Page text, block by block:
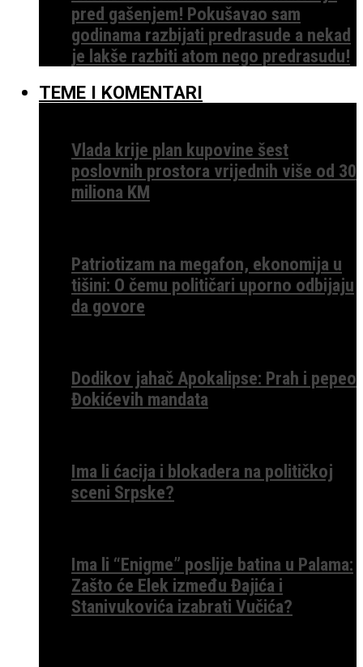
pred gašenjem! Pokušavao sam
godinama razbijati predrasude a nekad
je lakše razbiti atom nego predrasudu!
TEME I KOMENTARI
Vlada krije plan kupovine šest
poslovnih prostora vrijednih više od 30
miliona KM
Patriotizam na megafon, ekonomija u
tišini: O čemu političari uporno odbijaju
da govore
Dodikov jahač Apokalipse: Prah i pepeo
Đokićevih mandata
Ima li ćacija i blokadera na političkoj
sceni Srpske?
Ima li “Enigme” poslije batina u Palama:
Zašto će Elek između Đajića i
Stanivukovića izabrati Vučića?